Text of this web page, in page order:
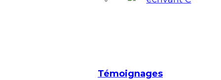
Témoignages